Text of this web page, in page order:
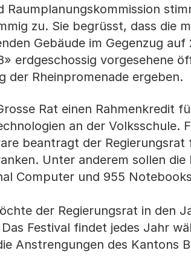
Raumplanungskommission
zu. Sie begrüsst, dass die
Gebäude im Gegenzug
erdgeschossig vorgesehene
der Rheinpromenade ergeben.
Rat einen Rahmenkredit
an der Volksschule.
beantragt der
Unter anderem sollen
Computer und 955
der Regierungsrat in den
Festival findet jedes Jahr
Anstrengungen des Kantons